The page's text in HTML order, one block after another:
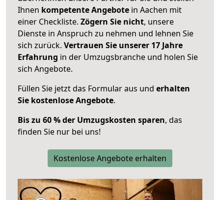
Ihnen kompetente Angebote in Aachen mit
einer Checkliste. Zögern Sie nicht, unsere
Dienste in Anspruch zu nehmen und lehnen Sie
sich zurück. Vertrauen Sie unserer 17 Jahre
Erfahrung in der Umzugsbranche und holen Sie
sich Angebote.
Füllen Sie jetzt das Formular aus und erhalten
Sie kostenlose Angebote.
Bis zu 60 % der Umzugskosten sparen, das
finden Sie nur bei uns!
Kostenlose Angebote erhalten